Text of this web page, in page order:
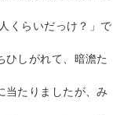
くらいだっけ？」で
ひしがれて、暗澹た
当たりましたが、み